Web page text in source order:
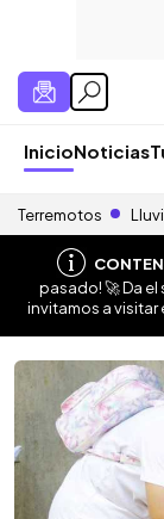
InicioNoticias
Terremotos
pasado! 🚀 Da
invitamos a